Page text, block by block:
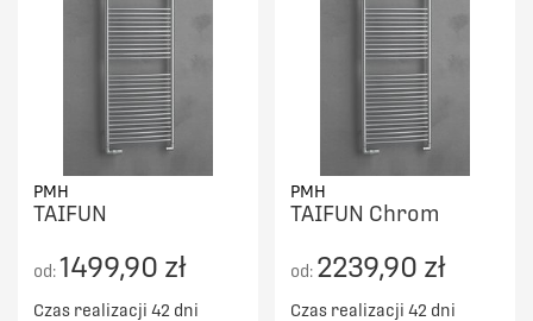
PMH
TAIFUN
od:1499,90 zł
Czas realizacji 42 dni
PMH
TAIFUN Chrom
od: 2239,90 zł
Czas realizacji 42 dni